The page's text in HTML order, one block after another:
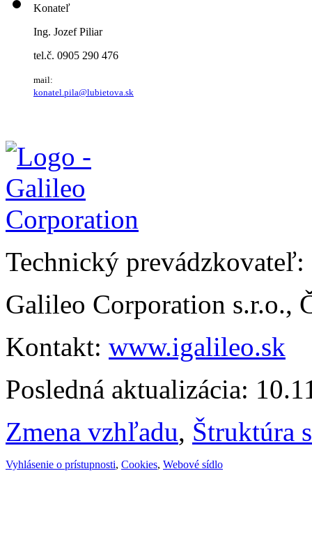
Konateľ
Ing. Jozef Piliar
tel.č. 0905 290 476
mail:
konatel.pila@lubietova.sk
Technický prevádzkovateľ:
Galileo Corporation s.r.o.,
Kontakt: www.igalileo.sk
Posledná aktualizácia:
Zmena vzhľadu, Štruktúra
Vyhlásenie o prístupnosti, Cookies, Webové sídlo